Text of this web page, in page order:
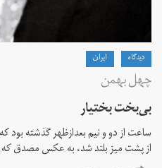
دیدگاه ايران
چهل بهمن
بی‌بخت بختیار
ساعت از دو و نیم بعد‌از‌ظهر گذشته بود که
از پشت میز بلند شد، به عکس مصدق که